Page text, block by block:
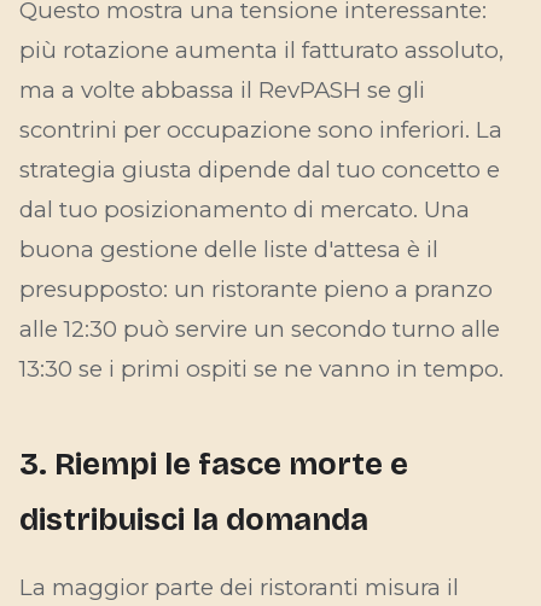
Questo mostra una tensione interessante:
più rotazione aumenta il fatturato assoluto,
ma a volte abbassa il RevPASH se gli
scontrini per occupazione sono inferiori. La
strategia giusta dipende dal tuo concetto e
dal tuo posizionamento di mercato. Una
buona gestione delle liste d'attesa è il
presupposto: un ristorante pieno a pranzo
alle 12:30 può servire un secondo turno alle
13:30 se i primi ospiti se ne vanno in tempo.
3. Riempi le fasce morte e
distribuisci la domanda
La maggior parte dei ristoranti misura il